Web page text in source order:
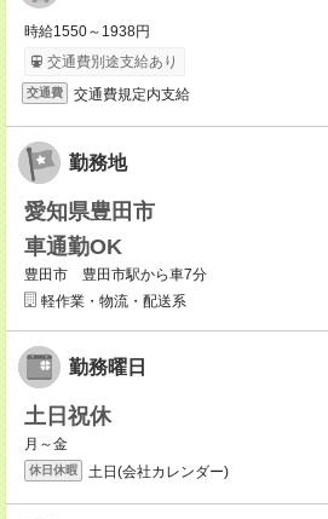
時給1550～1938円
交通費別途支給あり
交通費 交通費規定内支給
勤務地
愛知県豊田市
車通勤OK
豊田市 豊田市駅から車7分
軽作業・物流・配送系
勤務曜日
土日祝休
月～金
休日休暇 土日(会社カレンダー)